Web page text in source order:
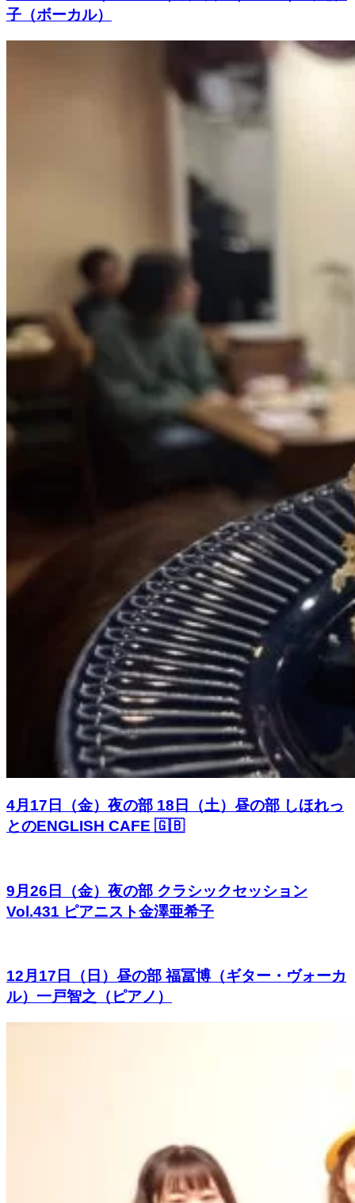
子（ボーカル）
4月17日（金）夜の部 18日（土）昼の部 しほれっ
とのENGLISH CAFE 🇬🇧
9月26日（金）夜の部 クラシックセッション
Vol.431 ピアニスト金澤亜希子
12月17日（日）昼の部 福冨博（ギター・ヴォーカ
ル）一戸智之（ピアノ）